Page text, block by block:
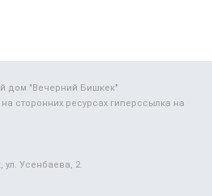
дом "Вечерний Бишкек"
сторонних ресурсах гиперссылка на
ул. Усенбаева, 2.